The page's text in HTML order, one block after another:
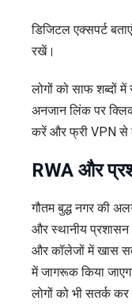
डिजिटल एक्सपर्ट
रखें।
लोगों को साफ शब्दों
अनजान लिंक पर
करें और फ्री VPN से
RWA और
गौतम बुद्ध नगर की
और स्थानीय प्रशासन
और कॉलेजों में खास
में जागरूक किया
लोगों को भी सतर्क